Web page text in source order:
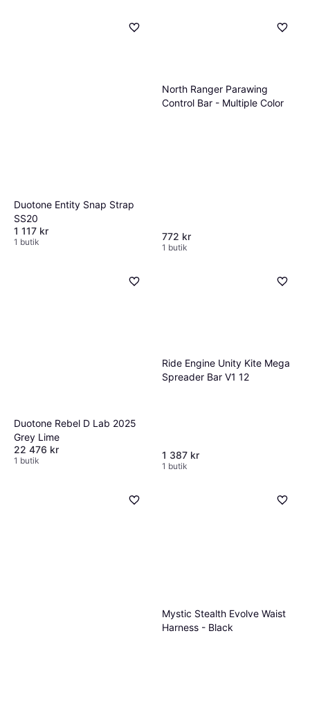
Duotone Entity Snap Strap
SS20
1 117 kr
1 butik
North Ranger Parawing
Control Bar - Multiple Color
772 kr
1 butik
Duotone Rebel D Lab 2025
Grey Lime
22 476 kr
1 butik
Ride Engine Unity Kite Mega
Spreader Bar V1 12
1 387 kr
1 butik
Mystic Stealth Evolve Waist
Harness - Black